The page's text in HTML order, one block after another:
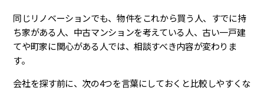
同じリノベーションでも、物件をこれから買う人、すでに持
ち家がある人、中古マンションを考えている人、古い一戸建
てや町家に関心がある人では、相談すべき内容が変わりま
す。
会社を探す前に、次の4つを言葉にしておくと比較しやすくな